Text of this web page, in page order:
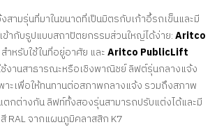
ามรุ่นที่มาในขนาดที่เป็นมิตรกับเก้าอี้รถเข็นและมี
ากับรูปแบบสถาปัตยกรรมส่วนใหญ่ได้ง่าย:Aritco
สําหรับใช้ในที่อยู่อาศัย และAritco PublicLift
ช้งานสาธารณะหรือเชิงพาณิชย์ ลิฟต์รุ่นกลางแจ้ง
าะเพื่อให้ทนทานต่อสภาพกลางแจ้ง รวมถึงสภาพ
กต่างกัน ลิฟท์ทั้งสองรุ่นสามารถปรับแต่งได้และมี
RAL จากแผนภูมิคลาสสิก K7